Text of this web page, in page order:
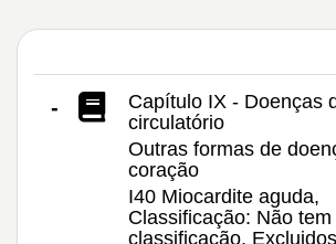
-
Capítulo IX - Doenças
circulatório
Outras formas de
coração
I40 Miocardite aguda,
Classificação: Não
classificação,